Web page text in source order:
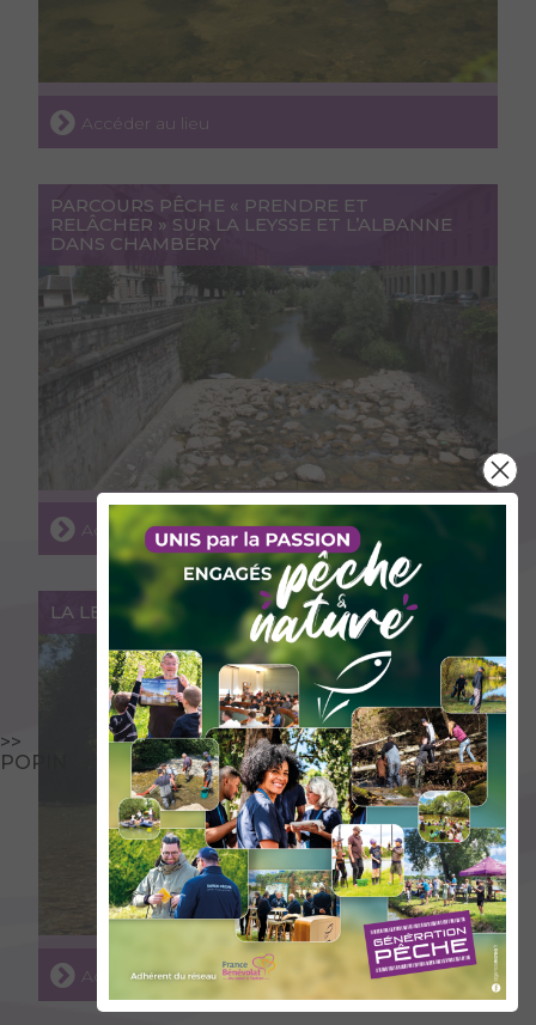
>>
POPIN
Accéder au lieu
PARCOURS PÊCHE « PRENDRE ET
RELÂCHER » SUR LA LEYSSE ET L’ALBANNE
DANS CHAMBÉRY
Accéder au lieu
LA LEYSSE
Accéder au lieu